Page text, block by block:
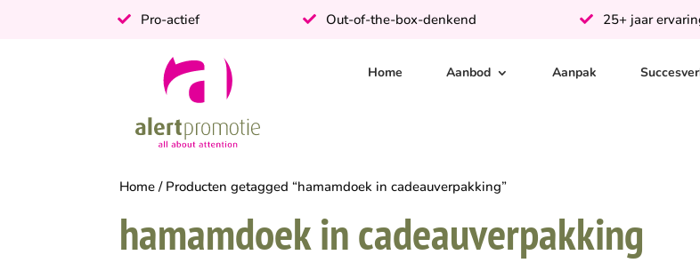
Pro-actief Out-of-the-box-denkend 25+ jaar
Home Aanbod Aanpak
Home / Producten getagged “hamamdoek in cadeauverpakking”
hamamdoek in cadeauverpakking